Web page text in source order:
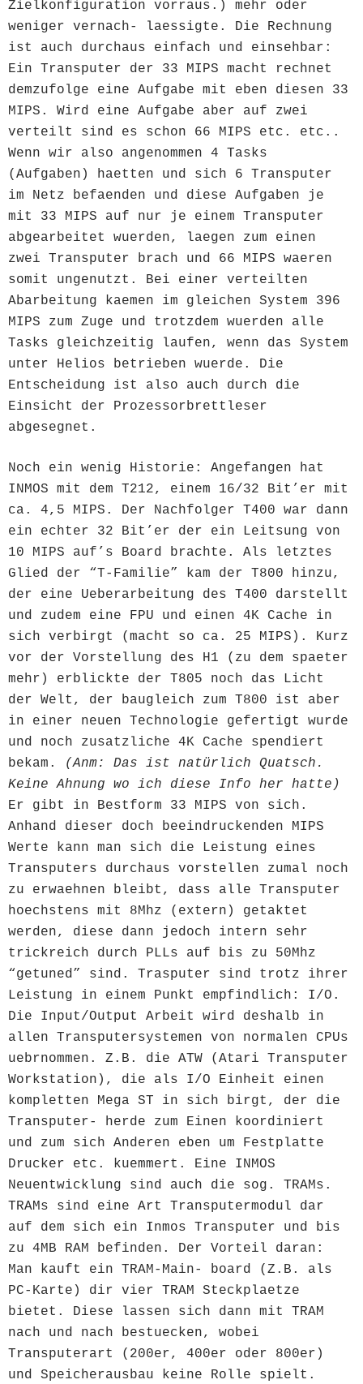
Zielkonfiguration vorraus.) mehr oder
weniger vernach- laessigte. Die Rechnung
ist auch durchaus einfach und einsehbar:
Ein Transputer der 33 MIPS macht rechnet
demzufolge eine Aufgabe mit eben diesen 33
MIPS. Wird eine Aufgabe aber auf zwei
verteilt sind es schon 66 MIPS etc. etc..
Wenn wir also angenommen 4 Tasks
(Aufgaben) haetten und sich 6 Transputer
im Netz befaenden und diese Aufgaben je
mit 33 MIPS auf nur je einem Transputer
abgearbeitet wuerden, laegen zum einen
zwei Transputer brach und 66 MIPS waeren
somit ungenutzt. Bei einer verteilten
Abarbeitung kaemen im gleichen System 396
MIPS zum Zuge und trotzdem wuerden alle
Tasks gleichzeitig laufen, wenn das System
unter Helios betrieben wuerde. Die
Entscheidung ist also auch durch die
Einsicht der Prozessorbrettleser
abgesegnet.
Noch ein wenig Historie: Angefangen hat
INMOS mit dem T212, einem 16/32 Bit’er mit
ca. 4,5 MIPS. Der Nachfolger T400 war dann
ein echter 32 Bit’er der ein Leitsung von
10 MIPS auf’s Board brachte. Als letztes
Glied der “T-Familie” kam der T800 hinzu,
der eine Ueberarbeitung des T400 darstellt
und zudem eine FPU und einen 4K Cache in
sich verbirgt (macht so ca. 25 MIPS). Kurz
vor der Vorstellung des H1 (zu dem spaeter
mehr) erblickte der T805 noch das Licht
der Welt, der baugleich zum T800 ist aber
in einer neuen Technologie gefertigt wurde
und noch zusatzliche 4K Cache spendiert
bekam.
(Anm: Das ist natürlich Quatsch.
Keine Ahnung wo ich diese Info her hatte)
Er gibt in Bestform 33 MIPS von sich.
Anhand dieser doch beeindruckenden MIPS
Werte kann man sich die Leistung eines
Transputers durchaus vorstellen zumal noch
zu erwaehnen bleibt, dass alle Transputer
hoechstens mit 8Mhz (extern) getaktet
werden, diese dann jedoch intern sehr
trickreich durch PLLs auf bis zu 50Mhz
“getuned” sind. Trasputer sind trotz ihrer
Leistung in einem Punkt empfindlich: I/O.
Die Input/Output Arbeit wird deshalb in
allen Transputersystemen von normalen CPUs
uebrnommen. Z.B. die ATW (Atari Transputer
Workstation), die als I/O Einheit einen
kompletten Mega ST in sich birgt, der die
Transputer- herde zum Einen koordiniert
und zum sich Anderen eben um Festplatte
Drucker etc. kuemmert. Eine INMOS
Neuentwicklung sind auch die sog. TRAMs.
TRAMs sind eine Art Transputermodul dar
auf dem sich ein Inmos Transputer und bis
zu 4MB RAM befinden. Der Vorteil daran:
Man kauft ein TRAM-Main- board (Z.B. als
PC-Karte) dir vier TRAM Steckplaetze
bietet. Diese lassen sich dann mit TRAM
nach und nach bestuecken, wobei
Transputerart (200er, 400er oder 800er)
und Speicherausbau keine Rolle spielt.